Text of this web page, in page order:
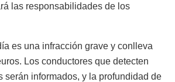
las responsabilidades de los
es una infracción grave y conlleva
Los conductores que detecten
serán informados, y la profundidad de